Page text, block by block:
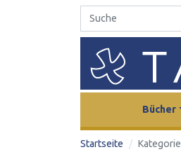
Bücher
Startseite Kategorie